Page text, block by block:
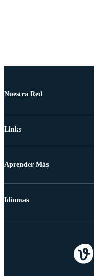
Nuestra Red
Links
Aprender Más
Idiomas